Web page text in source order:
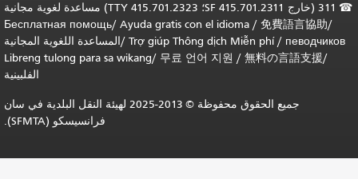
☎
311 (خارج SF 415.701.2311؛ TTY 415.701.2323) مساعدة لغوية مجانية
/
免費語言協助
/
Ayuda gratis con el idioma
/
Бесплатная помощь
певодчиков
/
Trợ giúp Thông dịch Miễn phí
/المساعدة اللغوية المجانية
/
無料の言語支援
/
무료 언어 지원
/
Libreng tulong para sa wikang
الفلبينية
جميع الحقوق محفوظة © 2013-2025 لهيئة النقل البلدية في سان
فرانسيسكو (SFMTA).